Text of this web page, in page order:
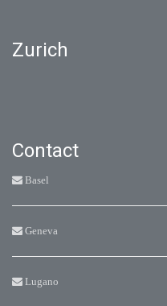
Zurich
Contact
Basel
Geneva
Lugano